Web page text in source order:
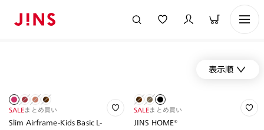
表示順
SALEまとめ買い
Slim Airframe-Kids Basic L-
SALEまとめ買い
JINS HOME®